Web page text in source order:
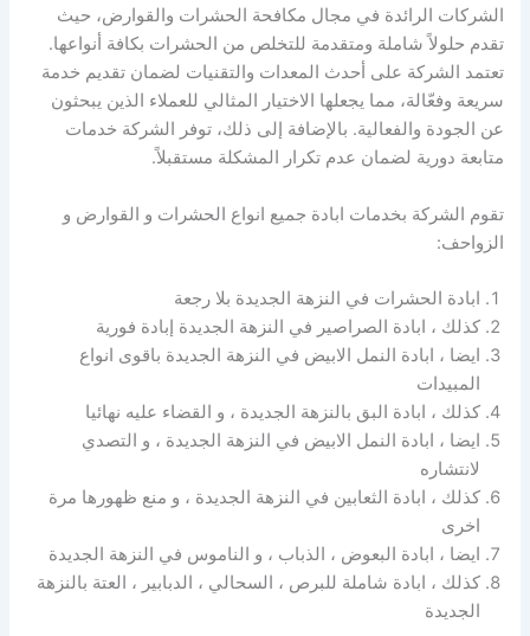
الشركات الرائدة في مجال مكافحة الحشرات والقوارض، حيث
تقدم حلولاً شاملة ومتقدمة للتخلص من الحشرات بكافة أنواعها.
تعتمد الشركة على أحدث المعدات والتقنيات لضمان تقديم خدمة
سريعة وفعّالة، مما يجعلها الاختيار المثالي للعملاء الذين يبحثون
عن الجودة والفعالية. بالإضافة إلى ذلك، توفر الشركة خدمات
متابعة دورية لضمان عدم تكرار المشكلة مستقبلاً.
تقوم الشركة بخدمات ابادة جميع انواع الحشرات و القوارض و
الزواحف:
ابادة الحشرات في النزهة الجديدة بلا رجعة
كذلك ، ابادة الصراصير في النزهة الجديدة إبادة فورية
ايضا ، ابادة النمل الابيض في النزهة الجديدة باقوى انواع
المبيدات
كذلك ، ابادة البق بالنزهة الجديدة ، و القضاء عليه نهائيا
ايضا ، ابادة النمل الابيض في النزهة الجديدة ، و التصدي
لانتشاره
كذلك ، ابادة الثعابين في النزهة الجديدة ، و منع ظهورها مرة
اخرى
ايضا ، ابادة البعوض ، الذباب ، و الناموس في النزهة الجديدة
كذلك ، ابادة شاملة للبرص ، السحالي ، الدبابير ، العتة بالنزهة
الجديدة